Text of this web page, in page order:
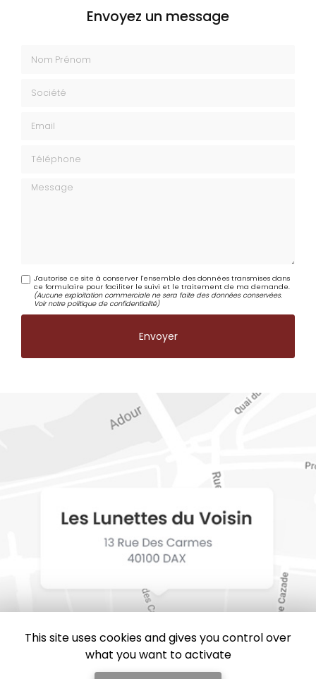
Envoyez un message
Message
J'autorise ce site à conserver l'ensemble des données transmises dans
ce formulaire pour faciliter le suivi et le traitement de ma demande.
(Aucune exploitation commerciale ne sera faite des données conservées.
Voir notrepolitique de confidentialité)
This site uses cookies and gives you control over
what you want to activate